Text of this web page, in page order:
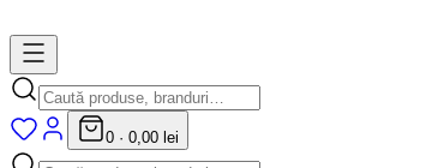
0 · 0,00 lei